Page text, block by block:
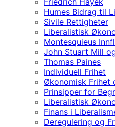
Friedrich Hayek
Humes Bidrag til
Sivile Rettigheter
Liberalistisk
Montesquieus
John Stuart Mill
Thomas Paines
Individuell Frihet
Økonomisk Frihet
Prinsipper for
Liberalistisk
Finans i
Deregulering og